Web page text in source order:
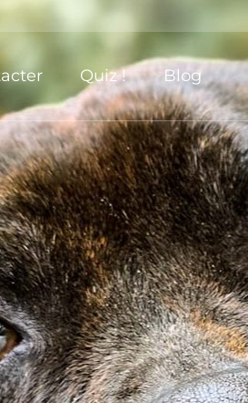
Quiz ! Blog